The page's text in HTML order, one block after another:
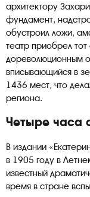
архитектору
фундамент,
обустроил ложи,
театр приобрел
дореволюционным
вписывающийся в
1436 мест, что
региона.
Четыре часа
В издании
в 1905 году в
известный
время в стране